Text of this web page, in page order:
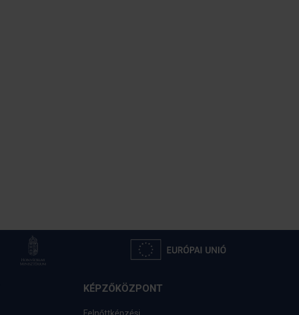
KÉPZŐKÖZPONT